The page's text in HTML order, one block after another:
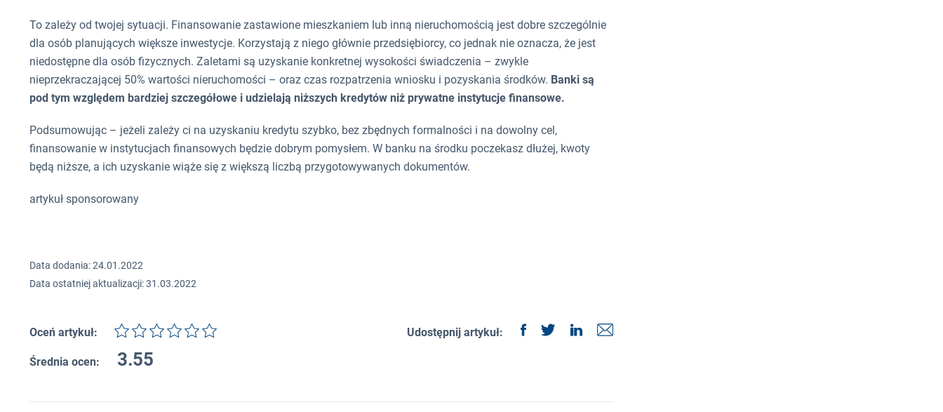
To zależy od twojej sytuacji. Finansowanie zastawione mieszkaniem lub inną nieruchomością jest dobre szczególnie
dla osób planujących większe inwestycje. Korzystają z niego głównie przedsiębiorcy, co jednak nie oznacza, że jest
niedostępne dla osób fizycznych. Zaletami są uzyskanie konkretnej wysokości świadczenia – zwykle
nieprzekraczającej 50% wartości nieruchomości – oraz czas rozpatrzenia wniosku i pozyskania środków. Banki są
pod tym względem bardziej szczegółowe i udzielają niższych kredytów niż prywatne instytucje finansowe.
Podsumowując – jeżeli zależy ci na uzyskaniu kredytu szybko, bez zbędnych formalności i na dowolny cel,
finansowanie w instytucjach finansowych będzie dobrym pomysłem. W banku na środku poczekasz dłużej, kwoty
będą niższe, a ich uzyskanie wiąże się z większą liczbą przygotowywanych dokumentów.
artykuł sponsorowany
Data dodania: 24.01.2022
Data ostatniej aktualizacji: 31.03.2022
Oceń artykuł:
Średnia ocen: 3.55
Udostępnij artykuł: